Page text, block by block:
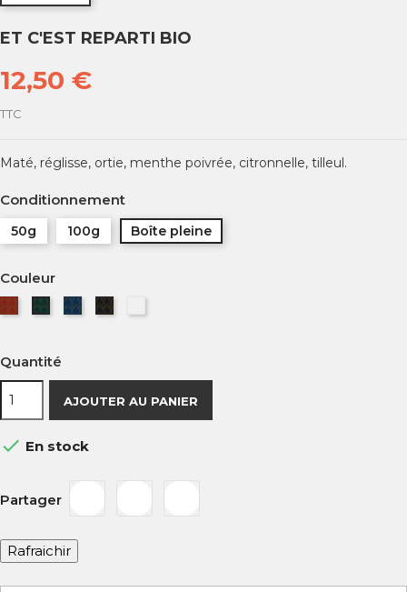
ET C'EST REPARTI BIO
12,50 €
TTC
Maté, réglisse, ortie, menthe poivrée, citronnelle, tilleul.
Conditionnement
50g 100g Boîte pleine
Couleur
RougeVerteBleueNoire
Quantité
AJOUTER AU PANIER
 En stock
Partager